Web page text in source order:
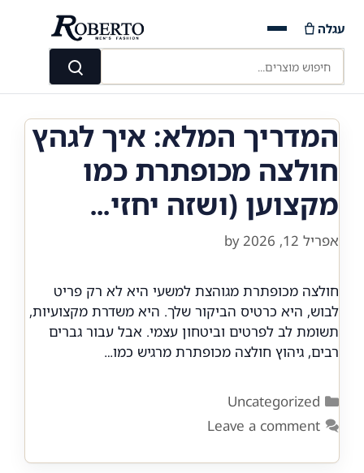
content
חיפוש מוצרים...
חיפוש
עגלה
המדריך המלא: איך לגהץ
חולצה מכופתרת כמו
מקצוען (ושזה יחזי…
אפריל 12, 2026 by
חולצה מכופתרת מגוהצת למשעי היא לא רק פריט
לבוש, היא כרטיס הביקור שלך. היא משדרת מקצועיות,
תשומת לב לפרטים וביטחון עצמי. אבל עבור גברים
רבים, גיהוץ חולצה מכופתרת מרגיש כמו…
Categories
Uncategorized
Leave a comment